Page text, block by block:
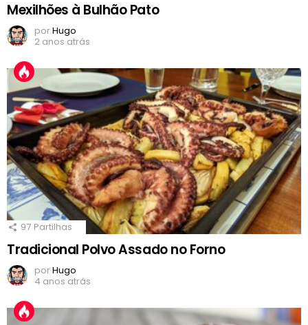
Mexilhões à Bulhão Pato
porHugo
2 anos atrás
97 Partilhas
Tradicional Polvo Assado no Forno
porHugo
4 anos atrás